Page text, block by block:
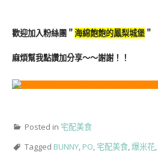
歡迎加入粉絲團＂海綿飽飽的鳳梨城堡 ＂
麻煩幫我點讚加分享～～謝謝！！
Posted in 宅配美食
Tagged BUNNY, PO, 宅配美食,爆米花,